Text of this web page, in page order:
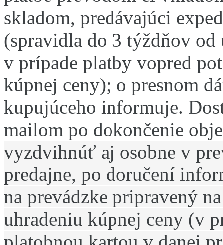
skladom, predávajúci
(spravidla do 3 týždňov
v prípade platby vopred
kúpnej ceny); o presnom
kupujúceho informuje.
mailom po dokončenie
vyzdvihnúť aj osobne v
predajne, po doručení
na prevádzke pripravený
uhradeniu kúpnej ceny (v